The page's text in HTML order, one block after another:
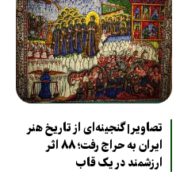
تصاویر| گنجینه‌ای از تاریخ هنر
ایران به حراج رفت؛ ۸۸ اثر
ارزشمند در یک قاب